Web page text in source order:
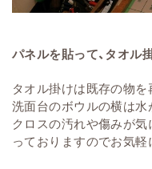
パネルを貼って、タオル
タオル掛けは既存の物を
洗面台のボウルの横は水
クロスの汚れや傷みが
っておりますのでお気軽